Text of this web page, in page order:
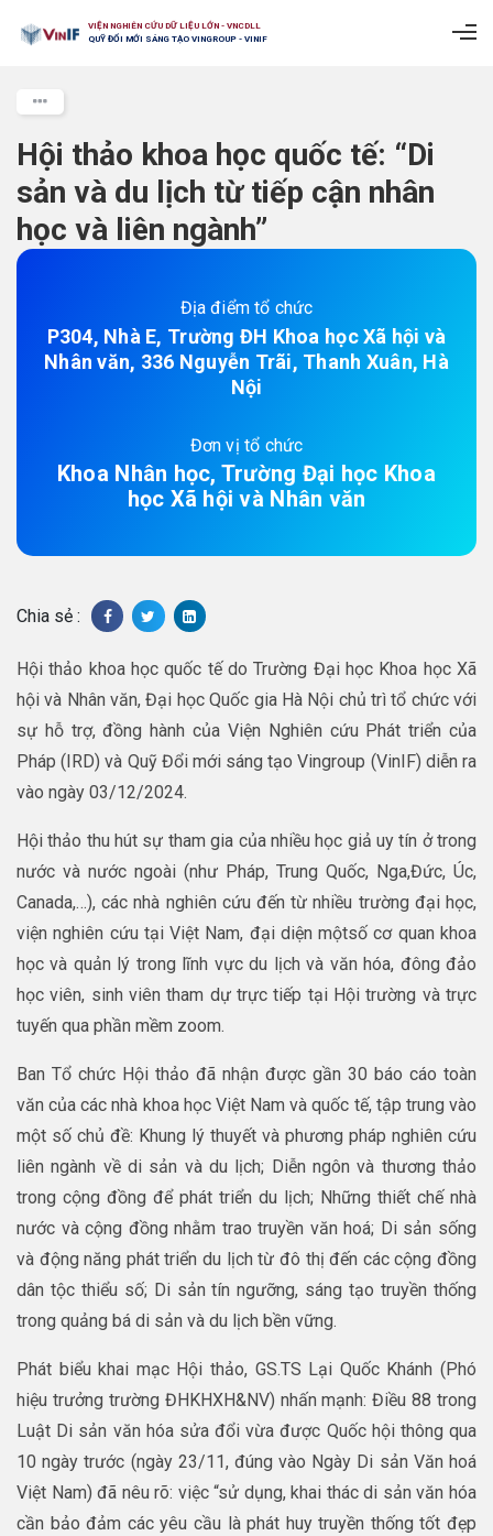
VIỆN NGHIÊN CỨU DỮ LIỆU LỚN - VNCDLL
QUỸ ĐỔI MỚI SÁNG TẠO VINGROUP - VINIF
Hội thảo khoa học quốc tế: “Di
sản và du lịch từ tiếp cận nhân
học và liên ngành”
Địa điểm tổ chức
P304, Nhà E, Trường ĐH Khoa học Xã hội và
Nhân văn, 336 Nguyễn Trãi, Thanh Xuân, Hà
Nội
Đơn vị tổ chức
Khoa Nhân học, Trường Đại học Khoa
học Xã hội và Nhân văn
Chia sẻ :
Hội thảo khoa học quốc tế do Trường Đại học Khoa học Xã
hội và Nhân văn, Đại học Quốc gia Hà Nội chủ trì tổ chức với
sự hỗ trợ, đồng hành của Viện Nghiên cứu Phát triển của
Pháp (IRD) và Quỹ Đổi mới sáng tạo Vingroup (VinIF) diễn ra
vào ngày 03/12/2024.
Hội thảo thu hút sự tham gia của nhiều học giả uy tín ở trong
nước và nước ngoài (như Pháp, Trung Quốc, Nga,Đức, Úc,
Canada,…), các nhà nghiên cứu đến từ nhiều trường đại học,
viện nghiên cứu tại Việt Nam, đại diện mộtsố cơ quan khoa
học và quản lý trong lĩnh vực du lịch và văn hóa, đông đảo
học viên, sinh viên tham dự trực tiếp tại Hội trường và trực
tuyến qua phần mềm zoom.
Ban Tổ chức Hội thảo đã nhận được gần 30 báo cáo toàn
văn của các nhà khoa học Việt Nam và quốc tế, tập trung vào
một số chủ đề: Khung lý thuyết và phương pháp nghiên cứu
liên ngành về di sản và du lịch; Diễn ngôn và thương thảo
trong cộng đồng để phát triển du lịch; Những thiết chế nhà
nước và cộng đồng nhằm trao truyền văn hoá; Di sản sống
và động năng phát triển du lịch từ đô thị đến các cộng đồng
dân tộc thiểu số; Di sản tín ngưỡng, sáng tạo truyền thống
trong quảng bá di sản và du lịch bền vững.
Phát biểu khai mạc Hội thảo, GS.TS Lại Quốc Khánh (Phó
hiệu trưởng trường ĐHKHXH&NV) nhấn mạnh: Điều 88 trong
Luật Di sản văn hóa sửa đổi vừa được Quốc hội thông qua
10 ngày trước (ngày 23/11, đúng vào Ngày Di sản Văn hoá
Việt Nam) đã nêu rõ: việc “sử dụng, khai thác di sản văn hóa
cần bảo đảm các yêu cầu là phát huy truyền thống tốt đẹp